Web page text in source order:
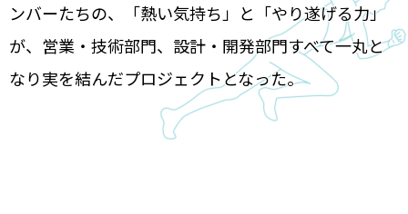
ンバーたちの、「熱い気持ち」と「やり遂げる力」
が、営業・技術部門、設計・開発部門すべて一丸と
なり実を結んだプロジェクトとなった。